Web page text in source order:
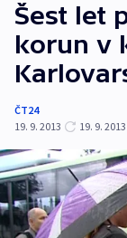
Šest let
korun v
ČT24
19. 9. 2013
19. 9. 2013